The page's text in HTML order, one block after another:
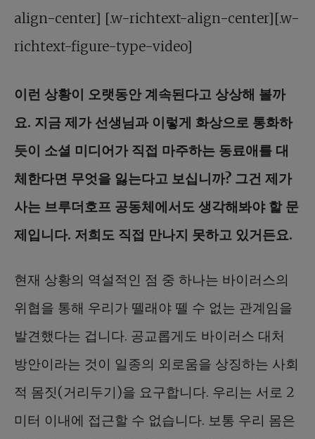
align-center] [.w-richtext-align-center][.w-
richtext-figure-type-video]
이런 상황이 오랫동안 계속된다고 상상해 볼까
요. 지금 제가 선생님과 이렇게 화상으로 통화하
듯이 소셜 미디어가 직접 마주하는 동료애를 대
체한다면 무엇을 잃는다고 보십니까? 그건 제가
사는 브루더호프 공동체에서도 생각해봐야 할 문
제입니다. 저희도 직접 만나지 못하고 있거든요.
현재 상황의 역설적인 점 중 하나는 바이러스의
위협을 통해 우리가 뗄래야 뗄 수 없는 관계임을
발견했다는 겁니다. 공교롭게도 바이러스 대처
방안이라는 것이 일종의 외로움을 상징하는 사회
적 몸짓(거리두기)을 요구합니다. 우리는 서로 2
미터 이내에 접근할 수 없습니다. 보통 우리 몸은